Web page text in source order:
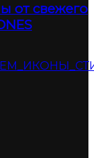
от свежего